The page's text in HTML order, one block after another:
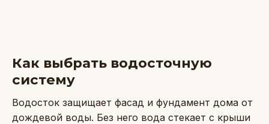
Как выбрать водосточную
систему
Водосток защищает фасад и фундамент дома от
дождевой воды. Без него вода стекает с крыши